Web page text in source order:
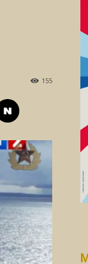
155